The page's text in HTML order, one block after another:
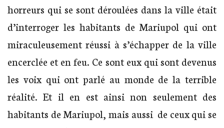
horreurs qui se sont déroulées dans la ville était
d’interroger les habitants de Mariupol qui ont
miraculeusement réussi à s’échapper de la ville
encerclée et en feu. Ce sont eux qui sont devenus
les voix qui ont parlé au monde de la terrible
réalité. Et il en est ainsi non seulement des
habitants de Mariupol, mais aussi de ceux qui se